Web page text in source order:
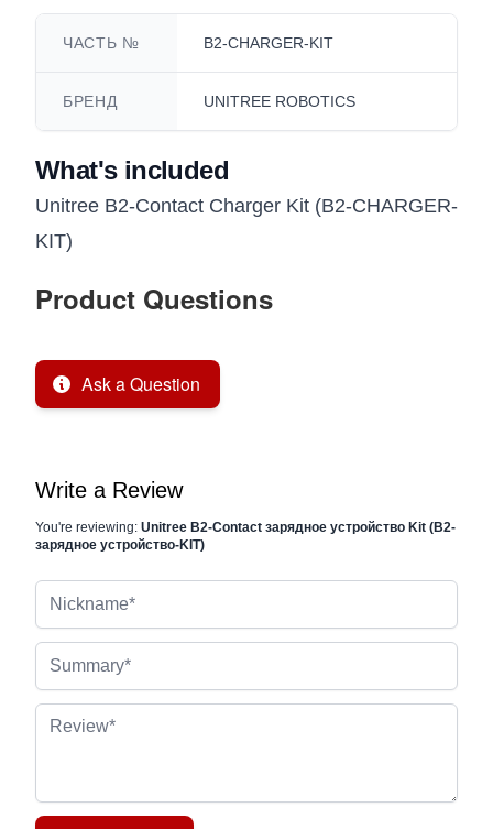
ЧАСТЬ № B2-CHARGER-KIT
БРЕНД UNITREE ROBOTICS
What's included
Unitree B2-Contact Charger Kit (B2-CHARGER-
KIT)
Product Questions
Ask a Question
Write a Review
You're reviewing: Unitree B2-Contact зарядное устройство Kit (B2-
зарядное устройство-KIT)
Review